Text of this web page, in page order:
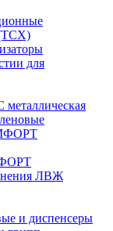
(ТСХ)
для
металлическая
ЛВЖ
и диспенсеры